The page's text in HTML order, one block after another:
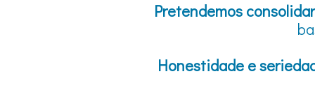
Pretendemos
Honestidade e